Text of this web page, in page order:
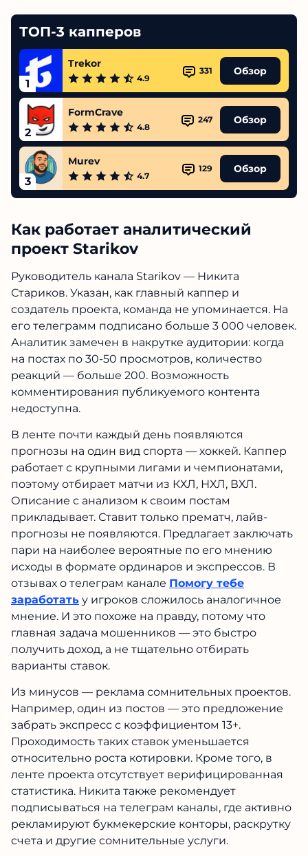
ТОП-3 капперов
1
Trekor
4.9
331 Обзор
2
FormCrave
4.8
247 Обзор
3
Murev
4.7
129 Обзор
Как работает аналитический
проект Starikov
Руководитель канала Starikov — Никита
Стариков. Указан, как главный каппер и
создатель проекта, команда не упоминается. На
его телеграмм подписано больше 3 000 человек.
Аналитик замечен в накрутке аудитории: когда
на постах по 30-50 просмотров, количество
реакций — больше 200. Возможность
комментирования публикуемого контента
недоступна.
В ленте почти каждый день появляются
прогнозы на один вид спорта — хоккей. Каппер
работает с крупными лигами и чемпионатами,
поэтому отбирает матчи из КХЛ, НХЛ, ВХЛ.
Описание с анализом к своим постам
прикладывает. Ставит только прематч, лайв-
прогнозы не появляются. Предлагает заключать
пари на наиболее вероятные по его мнению
исходы в формате ординаров и экспрессов. В
отзывах о телеграм канале Помогу тебе
заработать у игроков сложилось аналогичное
мнение. И это похоже на правду, потому что
главная задача мошенников — это быстро
получить доход, а не тщательно отбирать
варианты ставок.
Из минусов — реклама сомнительных проектов.
Например, один из постов — это предложение
забрать экспресс с коэффициентом 13+.
Проходимость таких ставок уменьшается
относительно роста котировки. Кроме того, в
ленте проекта отсутствует верифицированная
статистика. Никита также рекомендует
подписываться на телеграм каналы, где активно
рекламируют букмекерские конторы, раскрутку
счета и другие сомнительные услуги.